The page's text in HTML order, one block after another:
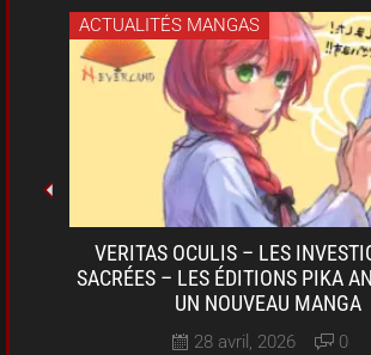
ACTUALITÉS MANGAS
VERITAS OCULIS – LES
SACRÉES – LES ÉDITIONS PIKA
UN NOUVEAU MANGA
28 avril, 2026 0